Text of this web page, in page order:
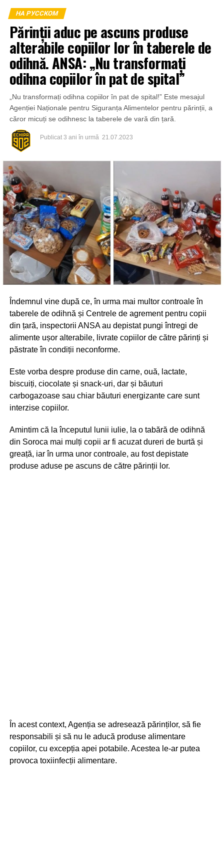
НА РУССКОМ
Părinții aduc pe ascuns produse
alterabile copiilor lor în taberele de
odihnă. ANSA: „Nu transformați
odihna copiilor în pat de spital”
„Nu transformați odihna copiilor în pat de spital!” Este mesajul
Agenției Naționale pentru Siguranța Alimentelor pentru părinții, a
căror micuți se odihnesc la taberele de vară din țară.
Publicat 3 ani în urmă 21.07.2023
Îndemnul vine după ce, în urma mai multor controale în
taberele de odihnă și Centrele de agrement pentru copii
din țară, inspectorii ANSA au depistat pungi întregi de
alimente ușor alterabile, livrate copiilor de către părinți și
păstrate în condiții neconforme.
Este vorba despre produse din carne, ouă, lactate,
biscuiți, ciocolate și snack-uri, dar și băuturi
carbogazoase sau chiar băuturi energizante care sunt
interzise copiilor.
Amintim că la începutul lunii iulie, la o tabără de odihnă
din Soroca mai mulți copii ar fi acuzat dureri de burtă și
greață, iar în urma unor controale, au fost depistate
produse aduse pe ascuns de către părinții lor.
În acest context, Agenția se adresează părinților, să fie
responsabili și să nu le aducă produse alimentare
copiilor, cu excepția apei potabile. Acestea le-ar putea
provoca toxiinfecții alimentare.